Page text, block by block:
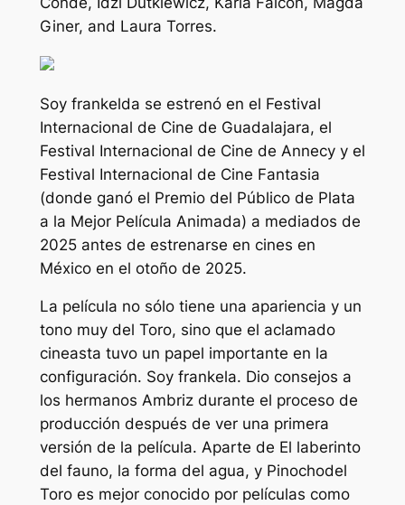
Giner, and Laura Torres.
Soy frankelda se estrenó en el Festival
Internacional de Cine de Guadalajara, el
Festival Internacional de Cine de Annecy y el
Festival Internacional de Cine Fantasia
(donde ganó el Premio del Público de Plata
a la Mejor Película Animada) a mediados de
2025 antes de estrenarse en cines en
México en el otoño de 2025.
La película no sólo tiene una apariencia y un
tono muy del Toro, sino que el aclamado
cineasta tuvo un papel importante en la
configuración. Soy frankela. Dio consejos a
los hermanos Ambriz durante el proceso de
producción después de ver una primera
versión de la película. Aparte de El laberinto
del fauno, la forma del agua, y Pinochodel
Toro es mejor conocido por películas como